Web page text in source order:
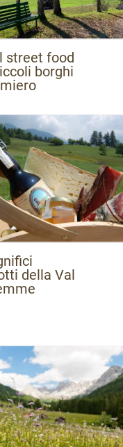
street food
borghi
della Val